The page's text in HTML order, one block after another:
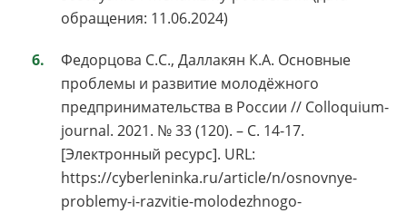
обращения: 11.06.2024)
Федорцова С.С., Даллакян К.А. Основные
проблемы и развитие молодёжного
предпринимательства в России // Colloquium-
journal. 2021. № 33 (120). – С. 14-17.
[Электронный ресурс]. URL:
https://cyberleninka.ru/article/n/osnovnye-
problemy-i-razvitie-molodezhnogo-